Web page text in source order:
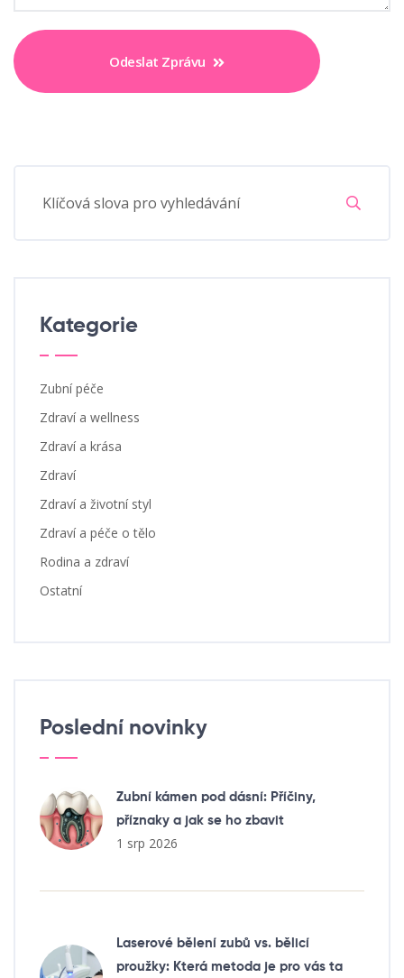
Odeslat Zprávu
Kategorie
Zubní péče
Zdraví a wellness
Zdraví a krása
Zdraví
Zdraví a životní styl
Zdraví a péče o tělo
Rodina a zdraví
Ostatní
Poslední novinky
Zubní kámen pod dásní: Příčiny,
příznaky a jak se ho zbavit
1 srp 2026
Laserové bělení zubů vs. bělicí
proužky: Která metoda je pro vás ta